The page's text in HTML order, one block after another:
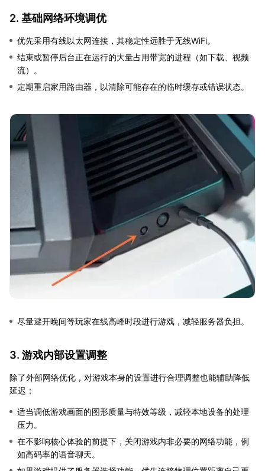
2. 基础网络环境调优
优先采用有线以太网连接，其稳定性远胜于无线WiFi。
结束或暂停后台正在运行的大量占用带宽的进程（如下载、视频
流）。
定期重启家用路由器，以清除可能存在的临时缓存或错误状态。
尽量避开晚间等玩家在线高峰时段进行游戏，减轻服务器负担。
3. 游戏内部设置调整
除了外部网络优化，对游戏本身的设置进行合理调整也能辅助降低
延迟：
适当调低游戏画面的图形质量与特效等级，减轻本地设备的处理
压力。
在不影响核心体验的前提下，关闭游戏内非必要的网络功能，例
如高码率的语音聊天。